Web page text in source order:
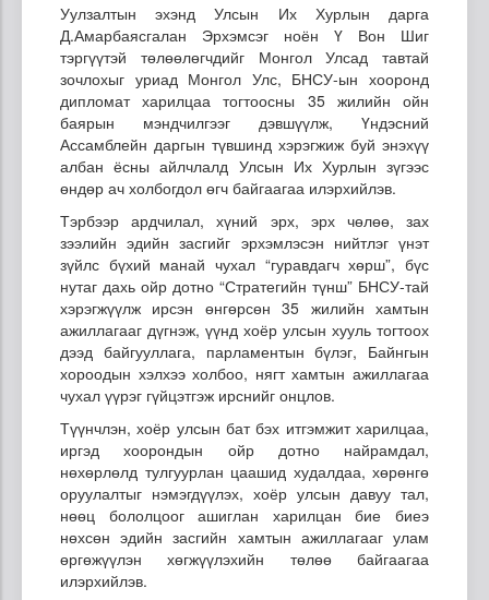
Уулзалтын эхэнд Улсын Их Хурлын дарга
Д.Амарбаясгалан Эрхэмсэг ноён Ү Вон Шиг
тэргүүтэй төлөөлөгчдийг Монгол Улсад тавтай
зочлохыг уриад Монгол Улс, БНСУ-ын хооронд
дипломат харилцаа тогтоосны 35 жилийн ойн
баярын мэндчилгээг дэвшүүлж, Үндэсний
Ассамблейн даргын түвшинд хэрэгжиж буй энэхүү
албан ёсны айлчлалд Улсын Их Хурлын зүгээс
өндөр ач холбогдол өгч байгаагаа илэрхийлэв.
Тэрбээр ардчилал, хүний эрх, эрх чөлөө, зах
зээлийн эдийн засгийг эрхэмлэсэн нийтлэг үнэт
зүйлс бүхий манай чухал “гуравдагч хөрш”, бүс
нутаг дахь ойр дотно “Стратегийн түнш” БНСУ-тай
хэрэгжүүлж ирсэн өнгөрсөн 35 жилийн хамтын
ажиллагааг дүгнэж, үүнд хоёр улсын хууль тогтоох
дээд байгууллага, парламентын бүлэг, Байнгын
хороодын хэлхээ холбоо, нягт хамтын ажиллагаа
чухал үүрэг гүйцэтгэж ирснийг онцлов.
Түүнчлэн, хоёр улсын бат бэх итгэмжит харилцаа,
иргэд хоорондын ойр дотно найрамдал,
нөхөрлөлд тулгуурлан цаашид худалдаа, хөрөнгө
оруулалтыг нэмэгдүүлэх, хоёр улсын давуу тал,
нөөц бололцоог ашиглан харилцан бие биеэ
нөхсөн эдийн засгийн хамтын ажиллагааг улам
өргөжүүлэн хөгжүүлэхийн төлөө байгаагаа
илэрхийлэв.